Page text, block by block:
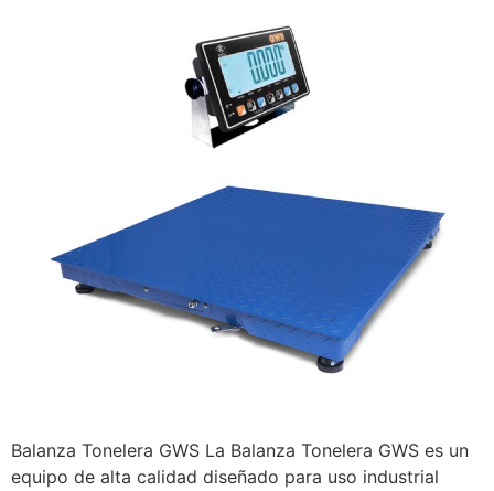
Balanza Tonelera GWS La Balanza Tonelera GWS es un
equipo de alta calidad diseñado para uso industrial